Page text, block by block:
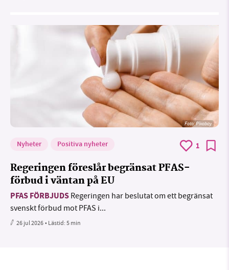
Foto:Pixabay
Nyheter Positiva nyheter 1
Regeringen föreslår begränsat PFAS-
förbud i väntan på EU
PFAS FÖRBJUDS Regeringen har beslutat om ett begränsat
svenskt förbud mot PFAS i...
26 jul 2026• Lästid:5 min